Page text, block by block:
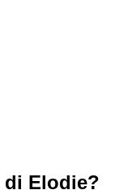
di Elodie?